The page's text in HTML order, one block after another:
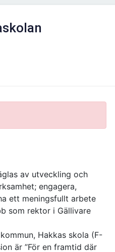
av utveckling och
engagera,
ett meningsfullt arbete
som rektor i Gällivare
Hakkas skola (F-
är ”För en framtid där